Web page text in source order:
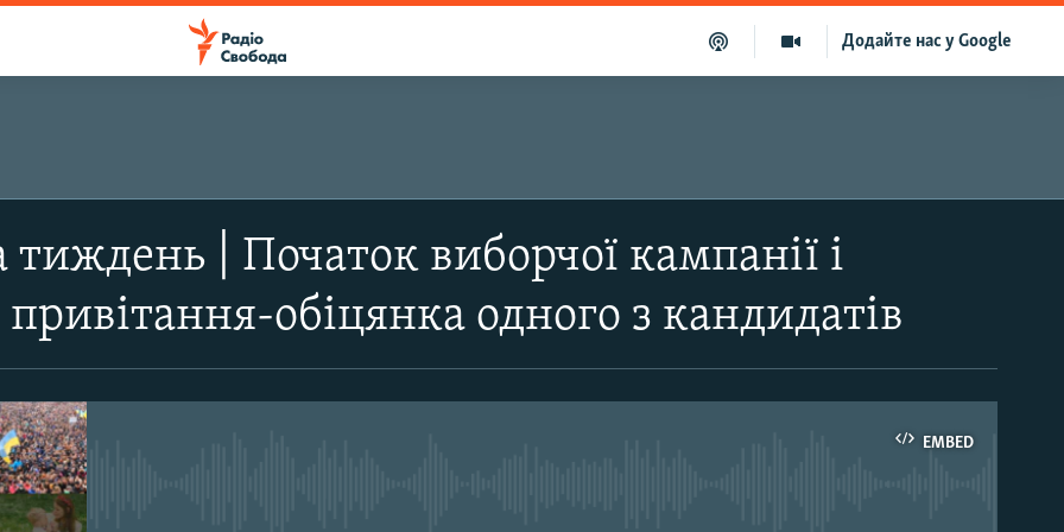
Додайте нас у Google
тиждень | Початок виборчої кампанії і
обіцянка одного з кандидатів
EMBED